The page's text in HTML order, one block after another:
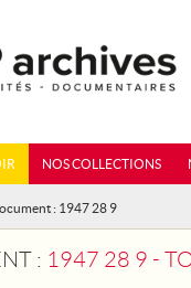
NOS COLLECTIONS
: 1947 28 9
: 1947 28 9 -